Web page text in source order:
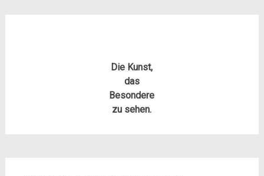
Die Kunst,
das
Besondere
zu sehen.